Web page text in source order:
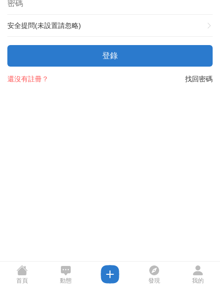
安全提問(未設置請忽略)
登錄
找回密碼
還沒有註冊？
首頁 動態 發現 我的